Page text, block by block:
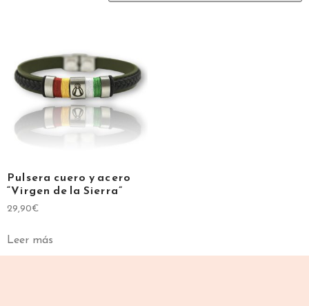
Pulsera cuero y acero
“Virgen de la Sierra”
29,90€
Leer más